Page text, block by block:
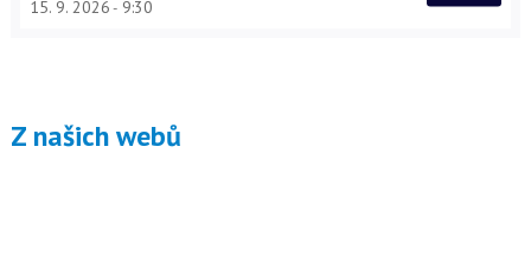
15. 9. 2026 9:30
Z našich webů